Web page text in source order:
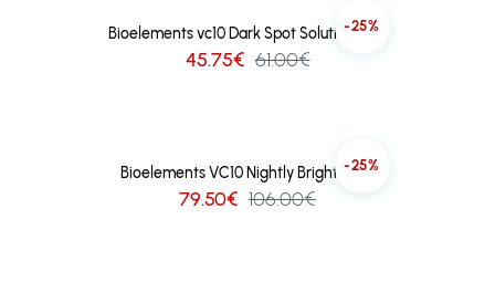
-25%
Bioelements vc10 Dark Spot Solution 15ml
45.75€ 61.00€
-25%
Bioelements VC10 Nightly Bright 30ml
79.50€ 106.00€